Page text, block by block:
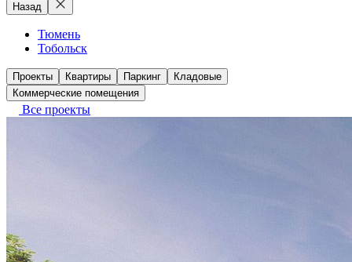
Назад
Тюмень
Тобольск
Проекты Квартиры Паркинг
Кладовые
Коммерческие помещения
Все проекты